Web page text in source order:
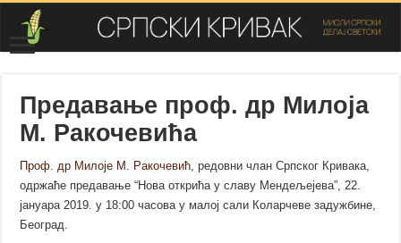
Предавање проф. др Милоја
М. Ракочевића
Проф. др Милоје М. Ракочевић , редовни члан Српског Кривака,
одржаће предавање “Нова открића у славу Мендељејева”, 22.
јануара 2019. у 18:00 часова у малој сали Коларчеве задужбине,
Београд.